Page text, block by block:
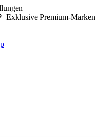
Exklusive Premium-Marken